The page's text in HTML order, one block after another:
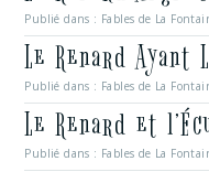
Publié dans : Fables de La
Le Renard Ayant
Publié dans : Fables de La
Le Renard et
Publié dans : Fables de La